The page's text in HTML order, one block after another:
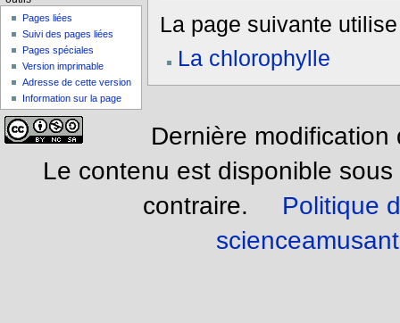
La page suivante
La chlorophylle
Pages liées
Suivi des pages liées
Pages spéciales
Version imprimable
Adresse de cette version
Information sur la page
Dernière
Le contenu est disponible
contraire.
Politique